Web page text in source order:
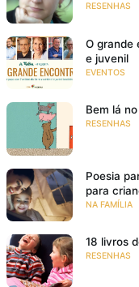
RESENHAS
O grande
e juvenil
EVENTOS
Bem lá
RESENHAS
Poesia
para
NA FAMÍLIA
18 livros
RESENHAS